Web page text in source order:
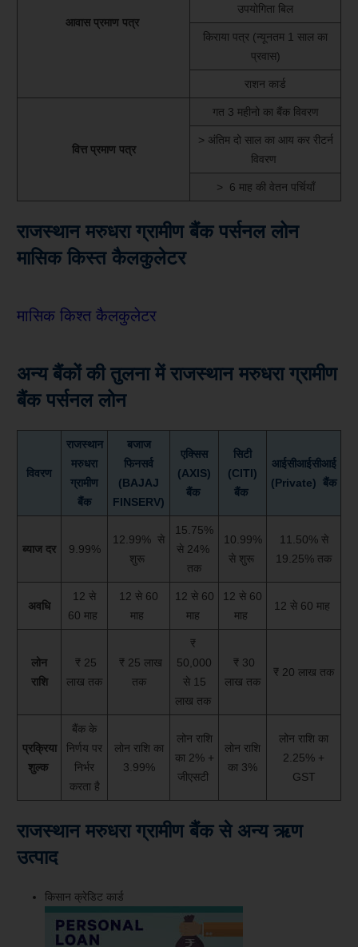
आवास प्रमाण पत्र
उपयोगिता बिल
किराया पत्र (न्यूनतम 1 साल का
प्रवास)
राशन कार्ड
वित्त प्रमाण पत्र
गत 3 महीनो का बैंक विवरण
> अंतिम दो साल का आय कर रीटर्न
विवरण
> 6 माह की वेतन पर्चियाँ
राजस्थान मरुधरा ग्रामीण बैंक पर्सनल लोन
मासिक किस्त कैलकुलेटर
मासिक किश्त कैलकुलेटर
अन्य बैंकों की तुलना मेंराजस्थान मरुधरा ग्रामीण
बैंक पर्सनल लोन
विवरण
राजस्थान
मरुधरा
ग्रामीण
बैंक
बजाज
फिनसर्व
(BAJAJ
FINSERV)
एक्सिस
(AXIS)
बैंक
सिटी
(CITI)
बैंक
आईसीआईसीआई
(Private) बैंक
ब्याज दर 9.99%
12.99% से
शुरू
15.75%
से 24%
तक
10.99%
से शुरू
11.50% से
19.25% तक
अवधि
12 से
60 माह
12 से 60
माह
12 से 60
माह
12 से 60
माह
12 से 60 माह
लोन
राशि
₹ 25
लाख तक
₹ 25 लाख
तक
₹
50,000
से 15
लाख तक
₹ 30
लाख तक
₹ 20 लाख तक
प्रक्रिया
शुल्क
बैंक के
निर्णय पर
निर्भर
करता है
लोन राशि का
3.99%
लोन राशि
का 2% +
जीएसटी
लोन राशि
का 3%
लोन राशि का
2.25% +
GST
राजस्थान मरुधरा ग्रामीण बैंक से अन्य ऋण
उत्पाद
किसान क्रेडिट कार्ड